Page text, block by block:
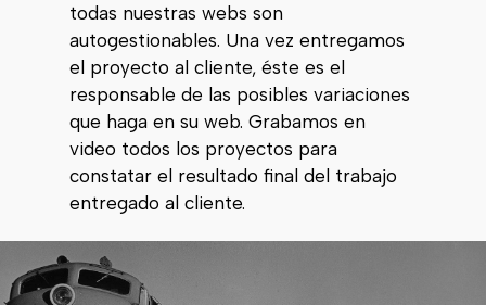
todas nuestras webs son
autogestionables. Una vez entregamos
el proyecto al cliente, éste es el
responsable de las posibles variaciones
que haga en su web. Grabamos en
video todos los proyectos para
constatar el resultado final del trabajo
entregado al cliente.